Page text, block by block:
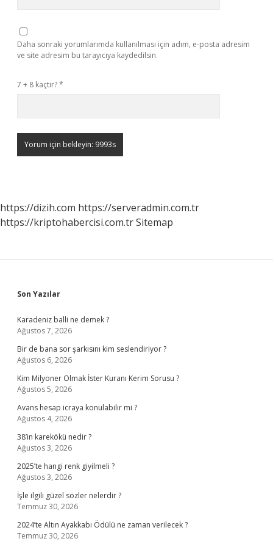
Daha sonraki yorumlarımda kullanılması için adım, e-posta adresim
ve site adresim bu tarayıcıya kaydedilsin.
7 + 8 kaçtır?*
https://dizih.com https://serveradmin.com.tr
https://kriptohabercisi.com.trSitemap
Sidebar
Son Yazılar
Karadeniz balli ne demek ?
Ağustos 7, 2026
Bir de bana sor şarkısını kim seslendiriyor ?
Ağustos 6, 2026
Kim Milyoner Olmak İster Kuranı Kerim Sorusu ?
Ağustos 5, 2026
Avans hesap icraya konulabilir mi ?
Ağustos 4, 2026
38’in karekökü nedir ?
Ağustos 3, 2026
2025’te hangi renk giyilmeli ?
Ağustos 3, 2026
İşle ilgili güzel sözler nelerdir ?
Temmuz 30, 2026
2024’te Altın Ayakkabı Ödülü ne zaman verilecek ?
Temmuz 30, 2026